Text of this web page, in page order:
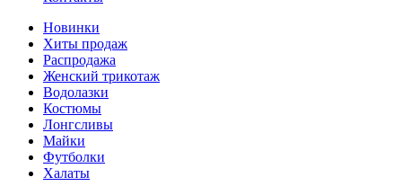
Новинки
Хиты продаж
Распродажа
Женский трикотаж
Водолазки
Костюмы
Лонгсливы
Майки
Футболки
Халаты